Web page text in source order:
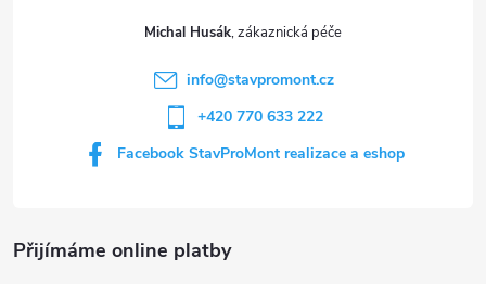
s
Přijímáme online platby
Michal Husák
info@stavpromont.cz
+420 770 633 222
Facebook StavProMont realizace a eshop